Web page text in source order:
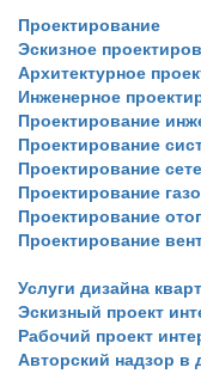
лучше
Принципы
для
Тёплый пол в
рекомендации
Строим дом:
проекта,
Проектирование
Эскизное
Архитектурное
Инженерное
Проектирование
Проектирование
Проектирование
Проектирование
Проектирование
Проектирование
Услуги дизайна
Эскизный проект
Рабочий проект
Авторский надзор в